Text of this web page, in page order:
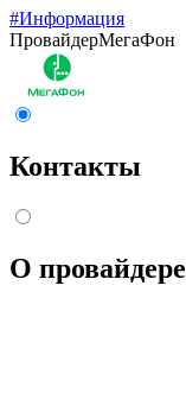
#Информация
ПровайдерМегаФон
Контакты
О провайдере